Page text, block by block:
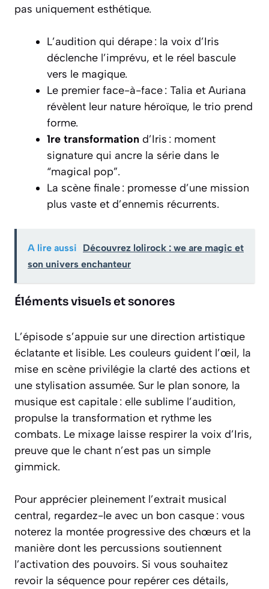
pas uniquement esthétique.
L’audition qui dérape : la voix d’Iris
déclenche l’imprévu, et le réel bascule
vers le magique.
Le premier face-à-face : Talia et Auriana
révèlent leur nature héroïque, le trio prend
forme.
1re transformation d’Iris : moment
signature qui ancre la série dans le
“magical pop”.
La scène finale : promesse d’une mission
plus vaste et d’ennemis récurrents.
A lire aussi
Découvrez lolirock : we are magic et
son univers enchanteur
Éléments visuels et sonores
L’épisode s’appuie sur une direction artistique
éclatante et lisible. Les couleurs guident l’œil, la
mise en scène privilégie la clarté des actions et
une stylisation assumée. Sur le plan sonore, la
musique est capitale : elle sublime l’audition,
propulse la transformation et rythme les
combats. Le mixage laisse respirer la voix d’Iris,
preuve que le chant n’est pas un simple
gimmick.
Pour apprécier pleinement l’extrait musical
central, regardez-le avec un bon casque : vous
noterez la montée progressive des chœurs et la
manière dont les percussions soutiennent
l’activation des pouvoirs. Si vous souhaitez
revoir la séquence pour repérer ces détails,